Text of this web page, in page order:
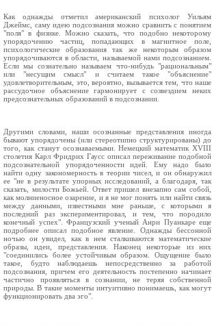
Как однажды отметил американский психолог Уильям
Джеймс, саму идею подсознания можно сравнить с понятием
"поля" в физике. Можно сказать, что подобно некоторому
упорядочению частиц, попадающих в магнитное поле,
психологические образования так же некоторым образом
упорядочиваются в области, называемой нами подсознанием.
Если мы сознательно называем что-нибудь "рациональным"
или "несущим смысл" и считаем такое "объяснение"
удовлетворительным, это, вероятно, вызывается тем, что наше
рассудочное объяснение гармонирует с созвездием неких
предсознательных образований в подсознании.
Другими словами, наши осознанные представления иногда
бывают упорядочены (или стереотипно структурированы) до
того, как станут осознаваемыми. Немецкий математик XVIII
столетия Карл Фридрих Гаусс описал переживание подобной
подсознательной упорядоченности идей. Ему надо было
найти одну закономерность в теории чисел, и он обнаружил
ее "не в результате упорных исследований, а благодаря, так
сказать, милости Божьей. Ответ пришел внезапно сам собой,
как молниеносное озарение, и я не мог понять или найти связь
между данными, известными мне раньше, с которыми я
последний раз экспериментировал, и тем, что породило
конечный успех". Французский ученый Анри Пуанкаре еще
подробнее описал подобное явление. Однажды бессонной
ночью он увидел, как в нем сталкиваются математические
образы, идеи, представления. Наконец некоторые из них
"соединились более устойчивым образом. Ощущение было
такое, будто наблюдаешь непосредственно за работой
подсознания, причем его деятельность постепенно начинает
частично проявляться в сознании, не теряя собственной
природы. В такие моменты интуитивно понимаешь, как могут
функционировать два эго".